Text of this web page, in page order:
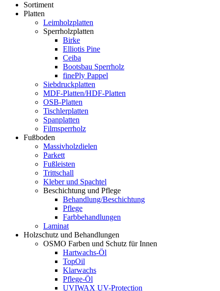
Sortiment
Platten
Leimholzplatten
Sperrholzplatten
Birke
Elliotis Pine
Ceiba
Bootsbau Sperrholz
finePly Pappel
Siebdruckplatten
MDF-Platten/HDF-Platten
OSB-Platten
Tischlerplatten
Spanplatten
Filmsperrholz
Fußboden
Massivholzdielen
Parkett
Fußleisten
Trittschall
Kleber und Spachtel
Beschichtung und Pflege
Behandlung/Beschichtung
Pflege
Farbbehandlungen
Laminat
Holzschutz und Behandlungen
OSMO Farben und Schutz für Innen
Hartwachs-Öl
TopOil
Klarwachs
Pflege-Öl
UVIWAX UV-Protection